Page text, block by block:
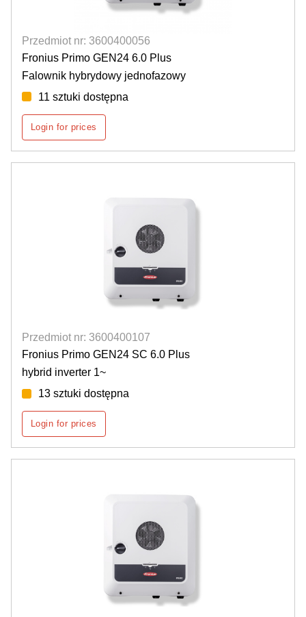
Przedmiot nr: 3600400056
Fronius Primo GEN24 6.0 Plus
Falownik hybrydowy jednofazowy
11 sztuki dostępna
Login for prices
Przedmiot nr: 3600400107
Fronius Primo GEN24 SC 6.0 Plus
hybrid inverter 1~
13 sztuki dostępna
Login for prices